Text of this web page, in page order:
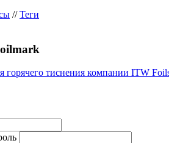
//Теги
горячего тиснения компании ITW